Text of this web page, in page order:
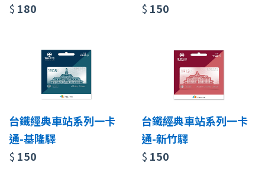
$ 180
$ 150
台鐵經典車站系列一卡
通-基隆驛
$ 150
台鐵經典車站系列一卡
通-新竹驛
$ 150